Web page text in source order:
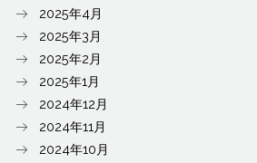
2025年4月
2025年3月
2025年2月
2025年1月
2024年12月
2024年11月
2024年10月